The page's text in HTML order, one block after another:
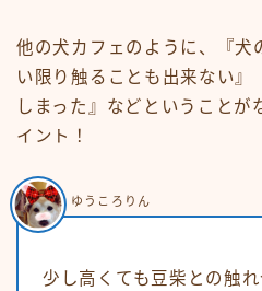
他の犬カフェのように、『犬
い限り触ることも出来ない』
しまった』などということが
イント！
少し高くても豆柴との触
ゆうころりん